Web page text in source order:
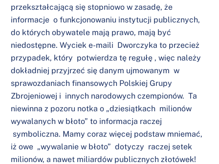
przekształcającą się stopniowo w zasadę, że
informacje o funkcjonowaniu instytucji publicznych,
do których obywatele mają prawo, mają być
niedostępne. Wyciek e-maili Dworczyka to przecież
przypadek, który potwierdza tę regułę , więc należy
dokładniej przyjrzeć się danym ujmowanym w
sprawozdaniach finansowych Polskiej Grupy
Zbrojeniowej i innych narodowych czempionów. Ta
niewinna z pozoru notka o „dziesiątkach milionów
wywalanych w błoto” to informacja raczej
symboliczna. Mamy coraz więcej podstaw mniemać,
iż owe „wywalanie w błoto” dotyczy raczej setek
milionów, a nawet miliardów publicznych złotówek!